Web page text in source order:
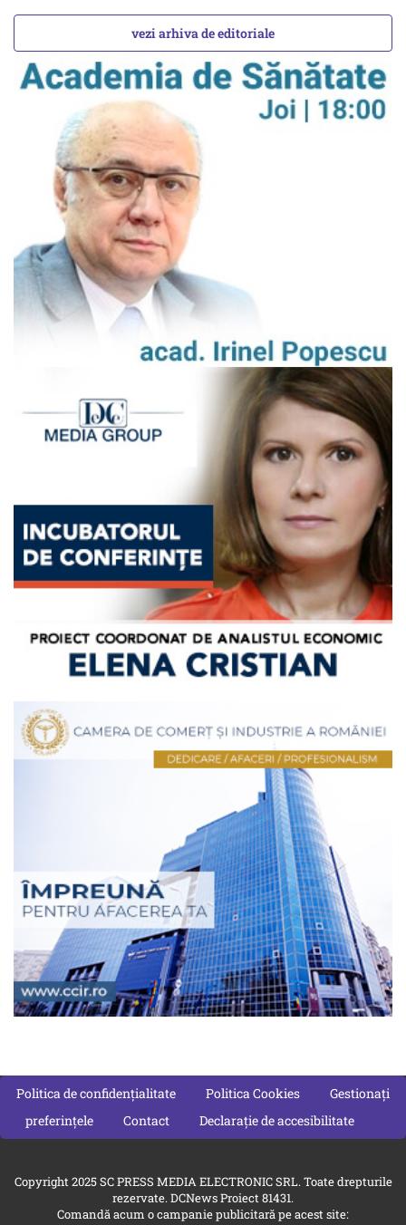
vezi arhiva de editoriale
Politica de confidențialitate Politica Cookies
Gestionați
preferințele
Contact Declarație de accesibilitate
Copyright 2025 SC PRESS MEDIA ELECTRONIC SRL. Toate drepturile
rezervate. DCNews Proiect 81431.
Comandă acum o campanie publicitară pe acest site: